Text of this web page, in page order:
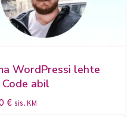
WordPressi lehte
abil
€ sis. KM